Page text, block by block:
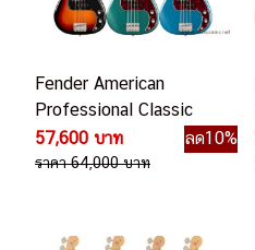
Fender American
Professional Classic
Precision Bass เบสไฟฟ้า
57,600 บาท ลด10%
ราคา 64,000 บาท